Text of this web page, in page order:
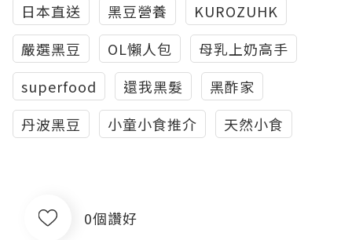
日本直送 黑豆營養
KUROZUHK
嚴選黑豆
OL懶人包
母乳上奶高手
superfood
還我黑髮
黑酢家
丹波黑豆
小童小食推介 天然小食
0個讚好